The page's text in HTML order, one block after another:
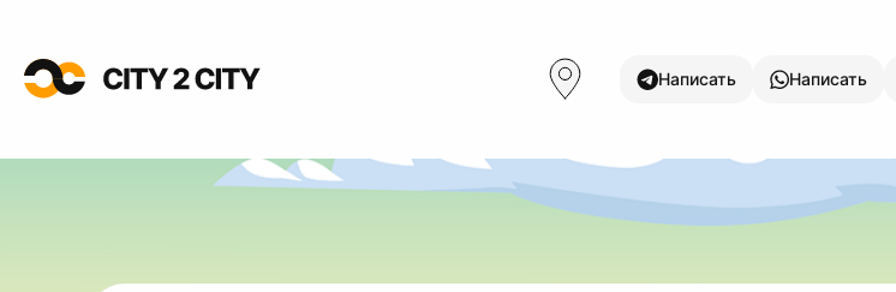
Написать Написать